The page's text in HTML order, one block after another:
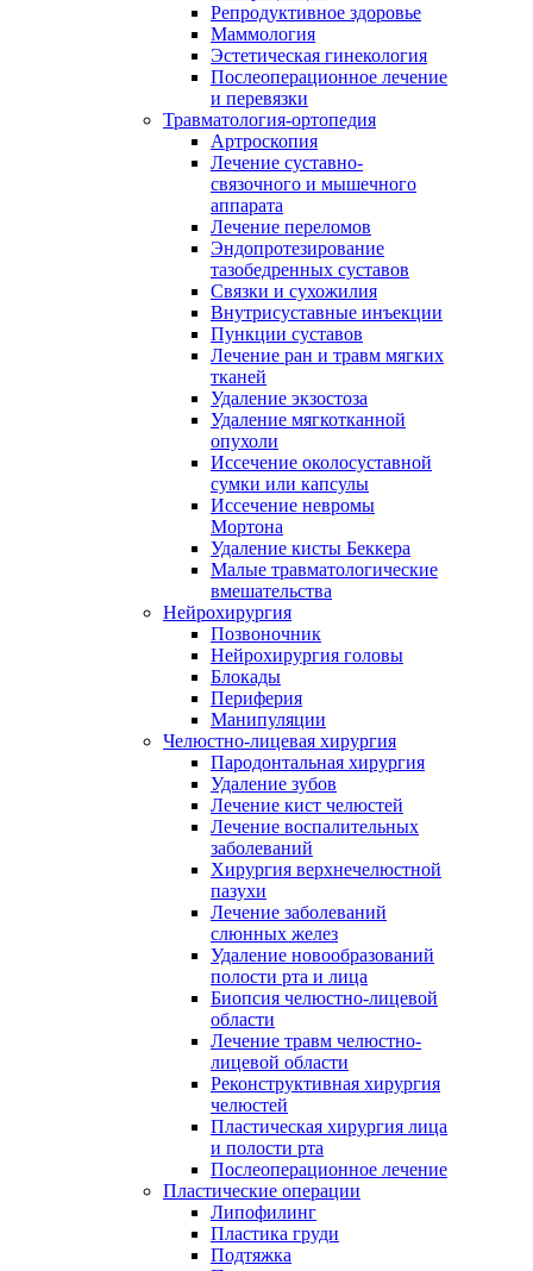
Репродуктивное здоровье
Маммология
Эстетическая гинекология
Послеоперационное лечение
и перевязки
Травматология-ортопедия
Артроскопия
Лечение суставно-
связочного и мышечного
аппарата
Лечение переломов
Эндопротезирование
тазобедренных суставов
Связки и сухожилия
Внутрисуставные инъекции
Пункции суставов
Лечение ран и травм мягких
тканей
Удаление экзостоза
Удаление мягкотканной
опухоли
Иссечение околосуставной
сумки или капсулы
Иссечение невромы
Мортона
Удаление кисты Беккера
Малые травматологические
вмешательства
Нейрохирургия
Позвоночник
Нейрохирургия головы
Блокады
Периферия
Манипуляции
Челюстно-лицевая хирургия
Пародонтальная хирургия
Удаление зубов
Лечение кист челюстей
Лечение воспалительных
заболеваний
Хирургия верхнечелюстной
пазухи
Лечение заболеваний
слюнных желез
Удаление новообразований
полости рта и лица
Биопсия челюстно-лицевой
области
Лечение травм челюстно-
лицевой области
Реконструктивная хирургия
челюстей
Пластическая хирургия лица
и полости рта
Послеоперационное лечение
Пластические операции
Липофилинг
Пластика груди
Подтяжка